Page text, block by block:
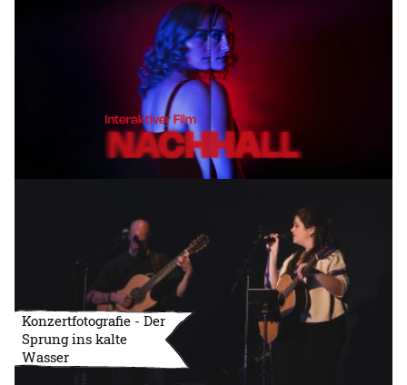
Konzertfotografie - Der
Sprung ins kalte
Wasser